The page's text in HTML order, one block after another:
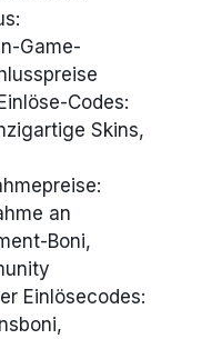
Game-
Codes:
Skins,
an
Boni,
Einlösecodes: